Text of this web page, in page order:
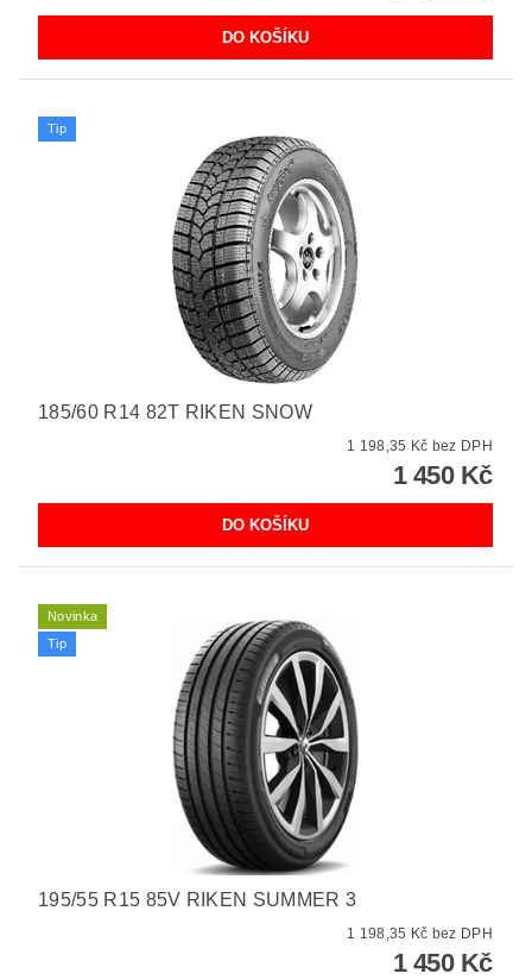
Tip
185/60 R14 82T RIKEN SNOW
1 198,35 Kč bez DPH
1 450 Kč
Novinka
Tip
195/55 R15 85V RIKEN SUMMER 3
1 198,35 Kč bez DPH
1 450 Kč